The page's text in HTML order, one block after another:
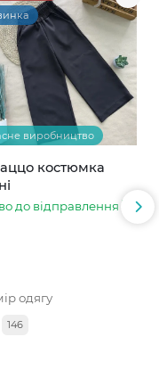
виробництво
костюмка
до відправлення
одягу
146